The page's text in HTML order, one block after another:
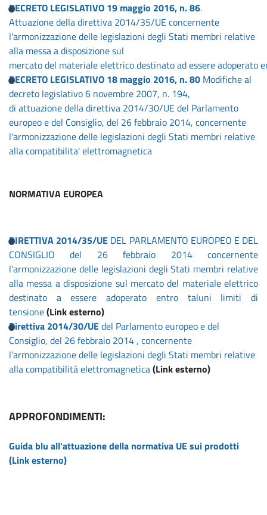
DECRETO LEGISLATIVO 19 maggio 2016, n. 86.
Attuazione della direttiva 2014/35/UE concernente
l'armonizzazione delle legislazioni degli Stati membri relative
alla messa a disposizione sul
mercato del materiale elettrico destinato ad essere
DECRETO LEGISLATIVO 18 maggio 2016, n. 80 Modifiche al
decreto legislativo 6 novembre 2007, n. 194,
di attuazione della direttiva 2014/30/UE del Parlamento
europeo e del Consiglio, del 26 febbraio 2014, concernente
l'armonizzazione delle legislazioni degli Stati membri relative
alla compatibilita' elettromagnetica
NORMATIVA EUROPEA
DIRETTIVA 2014/35/UE DEL PARLAMENTO EUROPEO E DEL
CONSIGLIO del 26 febbraio 2014 concernente
l’armonizzazione delle legislazioni degli Stati membri relative
alla messa a disposizione sul mercato del materiale elettrico
destinato a essere adoperato entro taluni limiti di
tensione(Link esterno)
Direttiva 2014/30/UEdel Parlamento europeo e del
Consiglio, del 26 febbraio 2014 , concernente
l’armonizzazione delle legislazioni degli Stati membri relative
alla compatibilità elettromagnetica(Link esterno)
APPROFONDIMENTI:
Guida blu all'attuazione della normativa UE sui prodotti
(Link esterno)